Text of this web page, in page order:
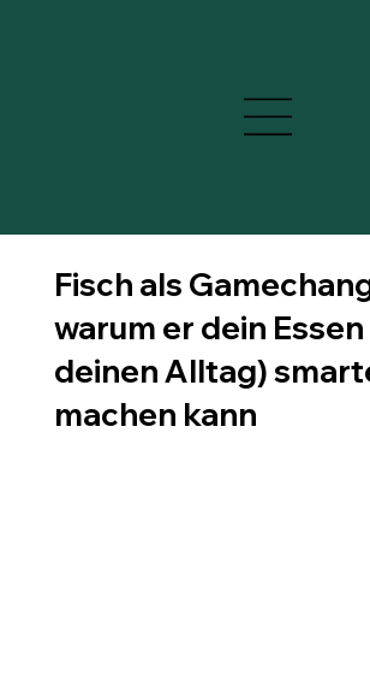
Fisch als
warum er dein
deinen Alltag)
machen kann